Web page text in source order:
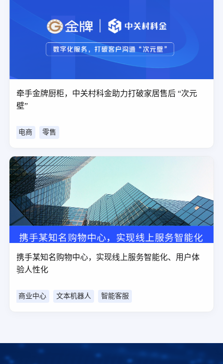
牵手金牌厨柜，中关村科金助力打破家居售后 “次元
壁”
电商 零售
携手某知名购物中心，实现线上服务智能化、用户体
验人性化
商业中心 文本机器人 智能客服